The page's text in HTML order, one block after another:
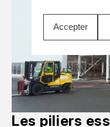
Accepter
Les piliers